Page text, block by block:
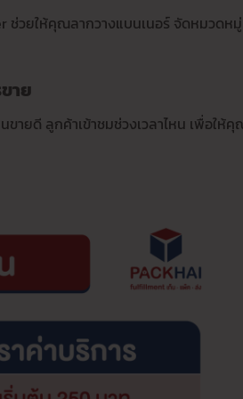
ช่วยให้คุณลากวางแบนเนอร์ จัดหมวดหมู่
าย
ขายดี ลูกค้าเข้าชมช่วงเวลาไหน เพื่อให้